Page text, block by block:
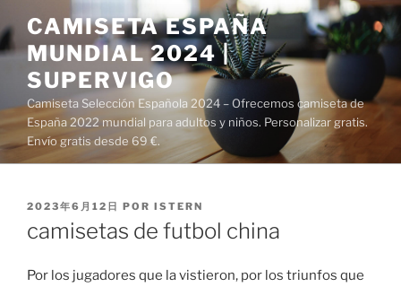
al
contenido
CAMISETA ESPAÑA
MUNDIAL 2024 |
SUPERVIGO
Camiseta Selección Española 2024 – Ofrecemos camiseta de
España 2022 mundial para adultos y niños. Personalizar gratis.
Envío gratis desde 69 €.
PUBLICADO
2023年6月12日 POR ISTERN
camisetas de futbol china
Por los jugadores que la vistieron, por los triunfos que